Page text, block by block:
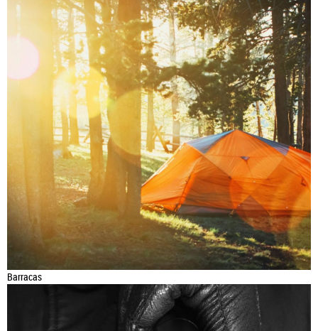
Barracas